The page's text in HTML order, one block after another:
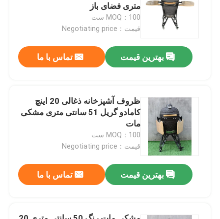
متری فضای باز
MOQ：100 ست
قیمت：Negotiating price
بهترین قیمت تماس با ما
ظروف آشپزخانه ذغالی 20 اینچ
کامادو گریل 51 سانتی متری مشکی
مات
MOQ：100 ست
قیمت：Negotiating price
بهترین قیمت تماس با ما